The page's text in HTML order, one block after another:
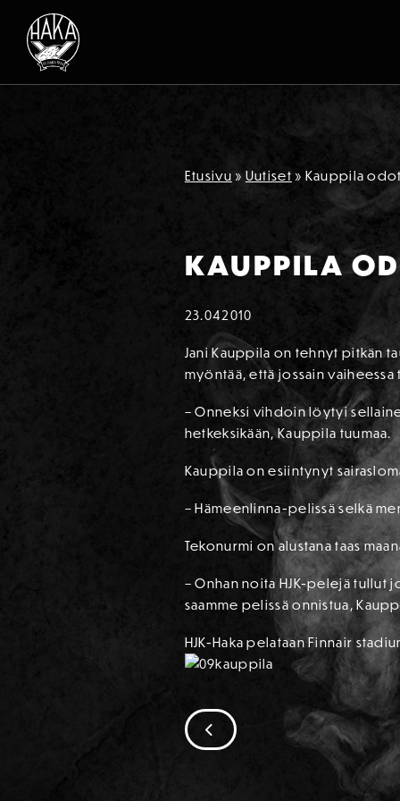
Siirry sisältöön
Etusivu » Uutiset » Kauppila
KAUPPILA
23.042010
Jani Kauppila on tehnyt pitkän
myöntää, että jossain
– Onneksi vihdoin löytyi
hetkeksikään, Kauppila tuumaa.
Kauppila on esiintynyt
– Hämeenlinna-pelissä selkä
Tekonurmi on alustana taas
– Onhan noita HJK-pelejä tullut
saamme pelissä onnistua,
HJK-Haka pelataan Finnair
SIIRRY EDELLISEEN